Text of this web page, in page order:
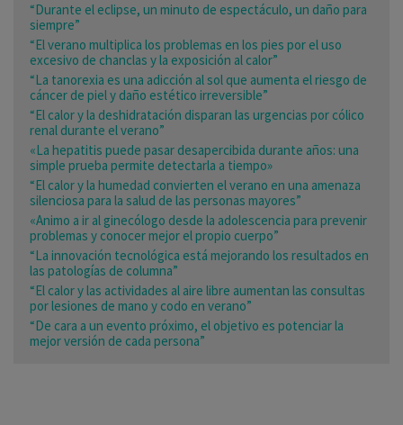
“Durante el eclipse, un minuto de espectáculo, un daño para
siempre”
“El verano multiplica los problemas en los pies por el uso
excesivo de chanclas y la exposición al calor”
“La tanorexia es una adicción al sol que aumenta el riesgo de
cáncer de piel y daño estético irreversible”
“El calor y la deshidratación disparan las urgencias por cólico
renal durante el verano”
«La hepatitis puede pasar desapercibida durante años: una
simple prueba permite detectarla a tiempo»
“El calor y la humedad convierten el verano en una amenaza
silenciosa para la salud de las personas mayores”
«Animo a ir al ginecólogo desde la adolescencia para prevenir
problemas y conocer mejor el propio cuerpo”
“La innovación tecnológica está mejorando los resultados en
las patologías de columna”
“El calor y las actividades al aire libre aumentan las consultas
por lesiones de mano y codo en verano”
“De cara a un evento próximo, el objetivo es potenciar la
mejor versión de cada persona”